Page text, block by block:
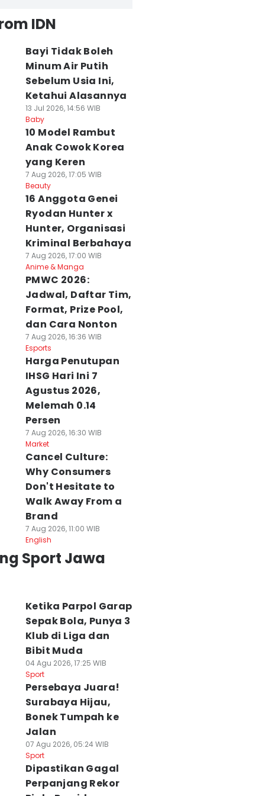
IDN
Bayi Tidak Boleh
Minum Air Putih
Sebelum Usia Ini,
Ketahui Alasannya
13 Jul 2026, 14:56 WIB
Baby
10 Model Rambut
Anak Cowok Korea
yang Keren
7 Aug 2026, 17:05 WIB
Beauty
16 Anggota Genei
Ryodan Hunter x
Hunter, Organisasi
Kriminal Berbahaya
7 Aug 2026, 17:00 WIB
Anime & Manga
PMWC 2026:
Jadwal, Daftar Tim,
Format, Prize Pool,
dan Cara Nonton
7 Aug 2026, 16:36 WIB
Esports
Harga Penutupan
IHSG Hari Ini 7
Agustus 2026,
Melemah 0.14
Persen
7 Aug 2026, 16:30 WIB
Market
Cancel Culture:
Why Consumers
Don't Hesitate to
Walk Away From a
Brand
7 Aug 2026, 11:00 WIB
English
Sport Jawa
Ketika Parpol Garap
Sepak Bola, Punya 3
Klub di Liga dan
Bibit Muda
04 Agu 2026, 17:25 WIB
Sport
Persebaya Juara!
Surabaya Hijau,
Bonek Tumpah ke
Jalan
07 Agu 2026, 05:24 WIB
Sport
Dipastikan Gagal
Perpanjang Rekor